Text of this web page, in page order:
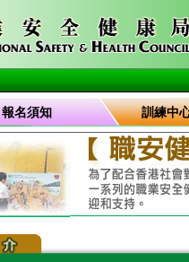
報名須知 訓練中